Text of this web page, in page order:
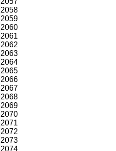
2058
2059
2060
2061
2062
2063
2064
2065
2066
2067
2068
2069
2070
2071
2072
2073
2074